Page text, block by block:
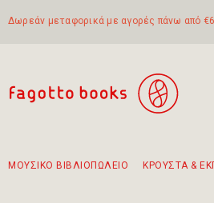
Δωρεάν μεταφορικά με αγορές πάνω από
ΜΟΥΣΙΚΟ ΒΙΒΛΙΟΠΩΛΕΙΟ ΚΡΟΥΣΤΑ &